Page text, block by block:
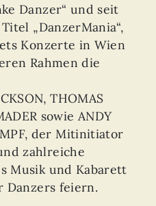
Danzer“ und seit
„DanzerMania“,
Konzerte in Wien
Rahmen die
THOMAS
sowie ANDY
der Mitinitiator
zahlreiche
Musik und Kabarett
Danzers feiern.